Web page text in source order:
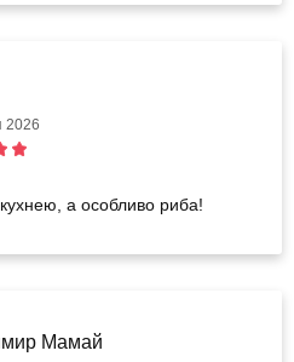
2026
а особливо риба!
Мамай